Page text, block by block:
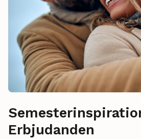
Erbjudanden